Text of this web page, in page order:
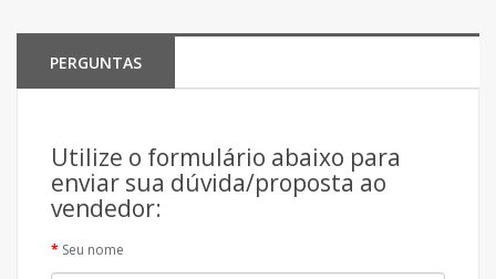
PERGUNTAS
Utilize o formulário abaixo para
enviar sua dúvida/proposta ao
vendedor:
Seu nome